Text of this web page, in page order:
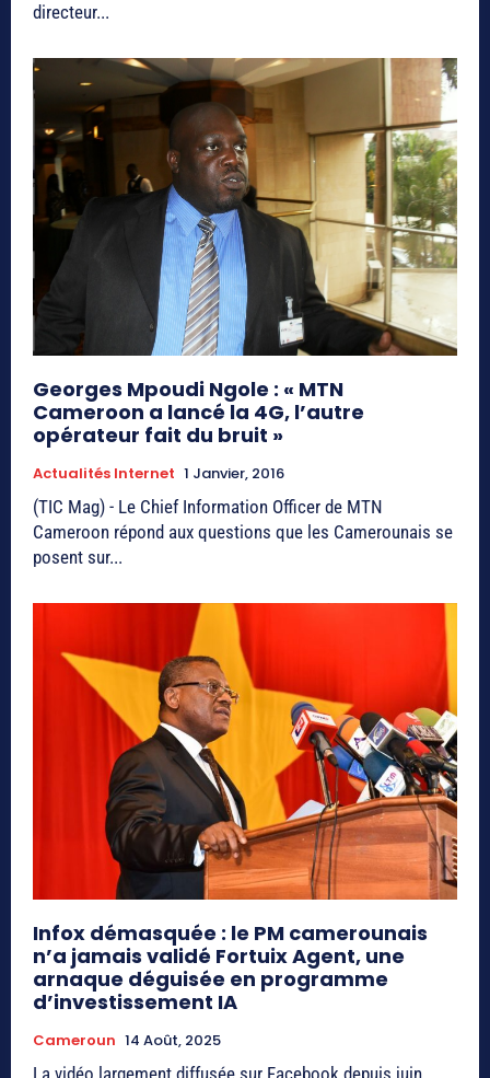
directeur...
Georges Mpoudi Ngole : « MTN
Cameroon a lancé la 4G, l’autre
opérateur fait du bruit »
Actualités Internet 1 Janvier, 2016
(TIC Mag) - Le Chief Information Officer de MTN
Cameroon répond aux questions que les Camerounais se
posent sur...
Infox démasquée : le PM camerounais
n’a jamais validé Fortuix Agent, une
arnaque déguisée en programme
d’investissement IA
Cameroun 14 Août, 2025